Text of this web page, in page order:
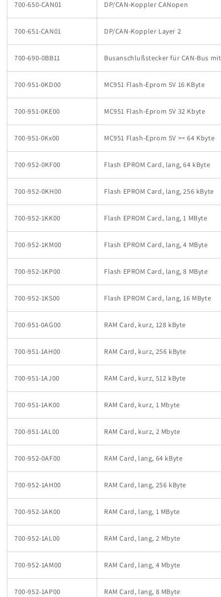
700-650-CAN01 DP/CAN-Koppler CANopen
700-651-CAN01 DP/CAN-Koppler Layer 2
700-690-0BB11 Busanschlußstecker für CAN-Bus
700-951-0KD00 MC951 Flash-Eprom 5V 16 KByte
700-951-0KE00 MC951 Flash-Eprom 5V 32 Kbyte
700-951-0Kx00 MC951 Flash-Eprom 5V >= 64 Kbyte
700-952-0KF00 Flash EPROM Card, lang, 64 kByte
700-952-0KH00 Flash EPROM Card, lang, 256 kByte
700-952-1KK00 Flash EPROM Card, lang, 1 MByte
700-952-1KM00 Flash EPROM Card, lang, 4 MByte
700-952-1KP00 Flash EPROM Card, lang, 8 MByte
700-952-1KS00 Flash EPROM Card, lang, 16 MByte
700-951-0AG00 RAM Card, kurz, 128 kByte
700-951-1AH00 RAM Card, kurz, 256 kByte
700-951-1AJ00 RAM Card, kurz, 512 kByte
700-951-1AK00 RAM Card, kurz, 1 Mbyte
700-951-1AL00 RAM Card, kurz, 2 Mbyte
700-952-0AF00 RAM Card, lang, 64 kByte
700-952-1AH00 RAM Card, lang, 256 kByte
700-952-1AK00 RAM Card, lang, 1 MByte
700-952-1AL00 RAM Card, lang, 2 Mbyte
700-952-1AM00 RAM Card, lang, 4 Mbyte
700-952-1AP00 RAM Card, lang, 8 MByte